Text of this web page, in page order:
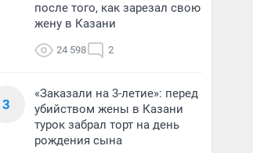
после того, как зарезал свою
жену в Казани
24 598 2
3
«Заказали на 3-летие»: перед
убийством жены в Казани
турок забрал торт на день
рождения сына